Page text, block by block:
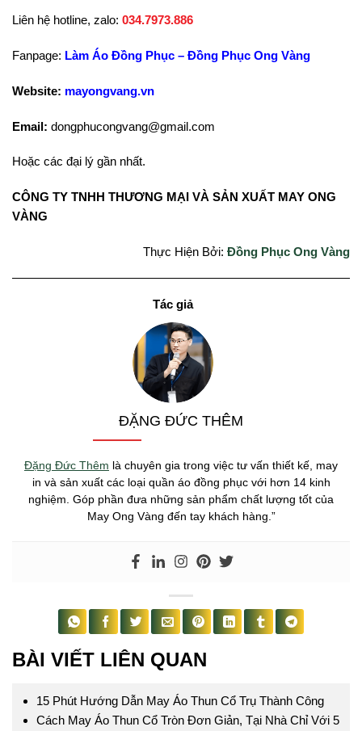
Liên hệ hotline, zalo: 034.7973.886
Fanpage: Làm Áo Đồng Phục – Đồng Phục Ong Vàng
Website: mayongvang.vn
Email: dongphucongvang@gmail.com
Hoặc các đại lý gần nhất.
CÔNG TY TNHH THƯƠNG MẠI VÀ SẢN XUẤT MAY ONG
VÀNG
Thực Hiện Bởi: Đồng Phục Ong Vàng
ĐẶNG ĐỨC THÊM
Đặng Đức Thêm là chuyên gia trong việc tư vấn thiết kế, may
in và sản xuất các loại quần áo đồng phục với hơn 14 kinh
nghiệm. Góp phần đưa những sản phẩm chất lượng tốt của
May Ong Vàng đến tay khách hàng.”
BÀI VIẾT LIÊN QUAN
15 Phút Hướng Dẫn May Áo Thun Cổ Trụ Thành Công
Cách May Áo Thun Cổ Tròn Đơn Giản, Tại Nhà Chỉ Với 5